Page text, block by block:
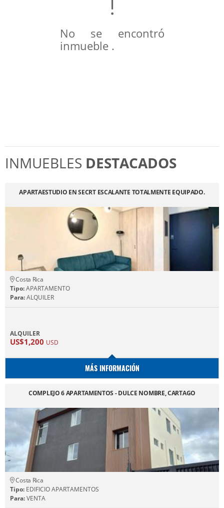
No se encontró
inmueble .
INMUEBLES DESTACADOS
APARTAESTUDIO EN SECRT ESCALANTE TOTALMENTE EQUIPADO.
Costa Rica
Tipo:APARTAMENTO
Para:ALQUILER
ALQUILER
US$1,200 USD
MÁS INFORMACIÓN
COMPLEJO 6 APARTAMENTOS - DULCE NOMBRE, CARTAGO
Costa Rica
Tipo: EDIFICIO APARTAMENTOS
Para:VENTA